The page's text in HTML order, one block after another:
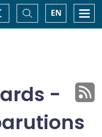
EN
Basculer
la
recherche
-